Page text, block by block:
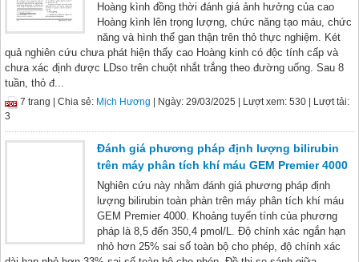
Hoàng kình đồng thời đánh giá ảnh hưởng của cao
Hoàng kình lên trọng lượng, chức năng tạo máu, chức
năng và hình thể gan thận trên thỏ thực nghiệm. Két
quả nghiên cứu chưa phát hiện thấy cao Hoàng kinh có độc tính cấp và
chưa xác định được LDso trên chuột nhắt trắng theo đường uống. Sau 8
tuần, thỏ đ...
7 trang | Chia sẻ: Mịch Hương | Ngày: 29/03/2025 | Lượt xem: 530 | Lượt tải:
3
Đánh giá phương pháp định lượng bilirubin
trên máy phân tích khí máu GEM Premier 4000
Nghiên cứu này nhằm đánh giá phương pháp định
lượng bilirubin toàn phàn trên máy phân tích khí máu
GEM Premier 4000. Khoảng tuyến tính của phương
pháp là 8,5 đến 350,4 pmol/L. Độ chính xác ngắn hạn
nhỏ hơn 25% sai số toàn bộ cho phép, độ chính xác